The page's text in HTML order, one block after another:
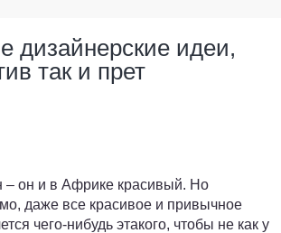
дизайнерские идеи,
так и прет
– он и в Африке красивый. Но
даже все красивое и привычное
чего-нибудь этакого, чтобы не как у